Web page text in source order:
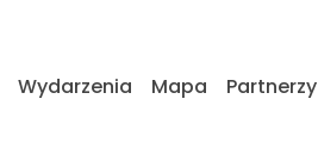
Wydarzenia Mapa Partnerzy